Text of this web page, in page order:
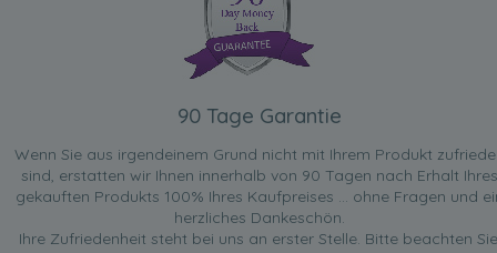
90 Tage Garantie
Wenn Sie aus irgendeinem Grund nicht mit Ihrem Produkt
sind, erstatten wir Ihnen innerhalb von 90 Tagen nach Erhalt Ihres
gekauften Produkts 100% Ihres Kaufpreises ... ohne Fragen und
herzliches Dankeschön.
Ihre Zufriedenheit steht bei uns an erster Stelle. Bitte beachten